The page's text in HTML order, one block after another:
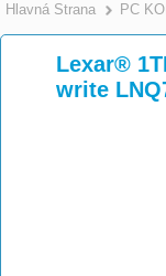
Hlavná Strana PC
Lexar®
write